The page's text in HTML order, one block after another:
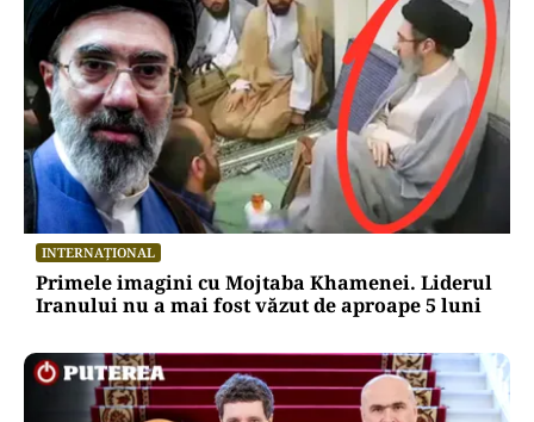
INTERNAȚIONAL
Primele imagini cu Mojtaba Khamenei. Liderul
Iranului nu a mai fost văzut de aproape 5 luni